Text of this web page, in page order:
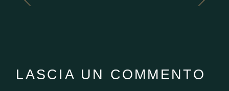
LASCIA UN COMMENTO